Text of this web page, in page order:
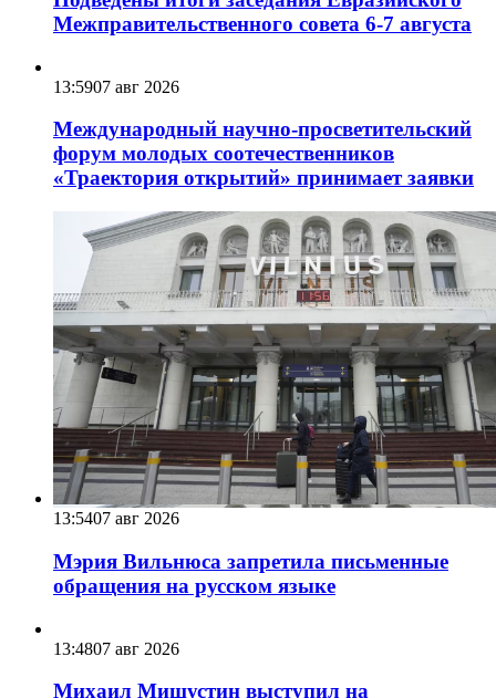
Межправительственного совета 6-7 августа
13:5907 авг 2026
Международный научно-просветительский
форум молодых соотечественников
«Траектория открытий» принимает заявки
13:5407 авг 2026
Мэрия Вильнюса запретила письменные
обращения на русском языке
13:4807 авг 2026
Михаил Мишустин выступил на